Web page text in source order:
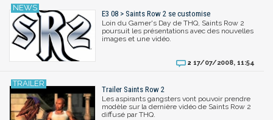
E3 08 > Saints Row 2 se customise
Loin du Gamer's Day de THQ, Saints Row 2
poursuit les présentations avec des nouvelles
images et une vidéo.
2 17/07/2008, 11:54
Trailer Saints Row 2
Les aspirants gangsters vont pouvoir prendre
modèle sur la dernière vidéo de Saints Row 2
diffusé par THQ.